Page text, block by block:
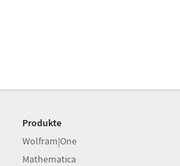
Produkte
Wolfram|One
Mathematica